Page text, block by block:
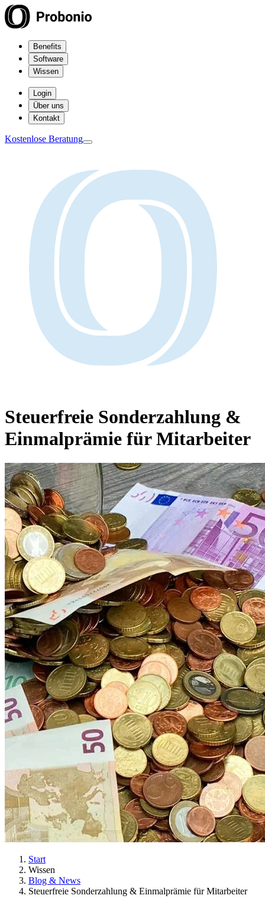
Benefits
Software
Wissen
Login
Über uns
Kontakt
Kostenlose Beratung
Steuerfreie Sonderzahlung &
Einmalprämie für Mitarbeiter
Start
Wissen
Blog & News
Steuerfreie Sonderzahlung & Einmalprämie für Mitarbeiter